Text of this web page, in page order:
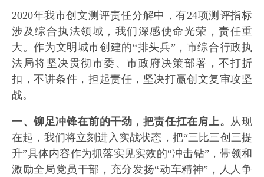
2020年我市创文测评责任分解中，有24项测评指标
涉及综合执法领域，我们深感使命光荣，责任重
大。作为文明城市创建的“排头兵”，市综合行政执
法局将坚决贯彻市委、市政府决策部署，不打折
扣，不讲条件，担起责任，坚决打赢创文复审攻坚
战。
一、铆足冲锋在前的干劲，把责任扛在肩上。 从现
在起，我们将立刻进入实战状态，把“三比三创三提
升”具体内容作为抓落实见实效的“冲击钻”，带领和
激励全局党员干部，充分发扬“动车精神”，人人争